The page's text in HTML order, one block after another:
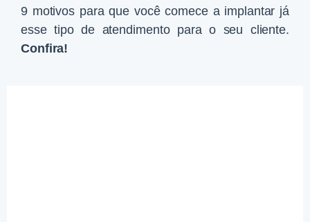
9 motivos para que você comece a implantar já
esse tipo de atendimento para o seu cliente.
Confira!